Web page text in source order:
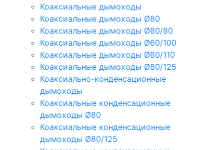
Коаксиальные дымоходы
Коаксиальные дымоходы Ø80
Коаксиальные дымоходы Ø80/80
Коаксиальные дымоходы Ø60/100
Коаксиальные дымоходы Ø80/110
Коаксиальные дымоходы Ø80/125
Коаксиально-конденсационные
дымоходы
Коаксиальные конденсационные
дымоходы Ø80
Коаксиальные конденсационные
дымоходы Ø80/125